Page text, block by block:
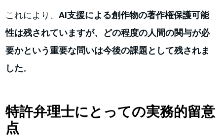
これにより、AI支援による創作物の著作権保護可能
性は残されていますが、どの程度の人間の関与が必
要かという重要な問いは今後の課題として残されま
した。
特許弁理士にとっての実務的留意
点